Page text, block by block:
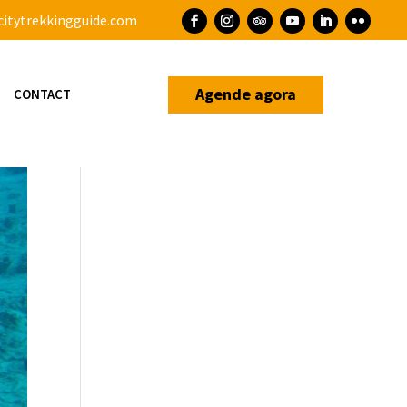
CONTACT Agende agora